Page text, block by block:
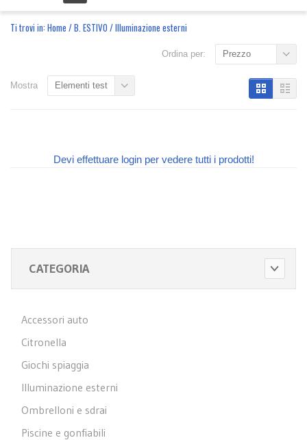
Ti trovi in: Home /B. ESTIVO /Illuminazione esterni
Ordina per: Prezzo
Mostra Elementi test
Devi effettuare login per vedere tutti i prodotti!
CATEGORIA
Accessori auto
Citronella
Giochi spiaggia
Illuminazione esterni
Ombrelloni e sdrai
Piscine e gonfiabili